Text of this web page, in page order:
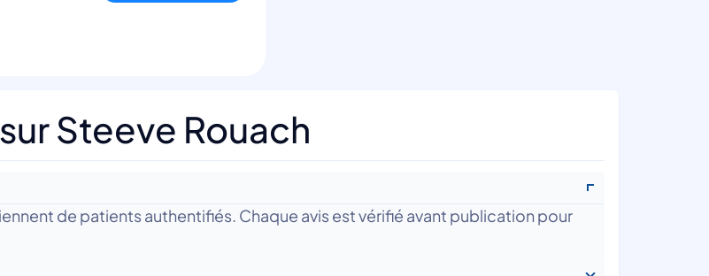
Steeve Rouach
de patients authentifiés. Chaque avis est vérifié avant publication pour